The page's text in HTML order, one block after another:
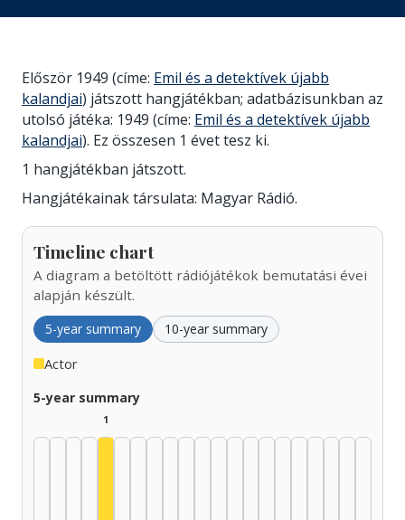
Először 1949 (címe: Emil és a detektívek újabb
kalandjai) játszott hangjátékban; adatbázisunkban az
utolsó játéka: 1949 (címe: Emil és a detektívek újabb
kalandjai). Ez összesen 1 évet tesz ki.
1 hangjátékban játszott.
Hangjátékainak társulata: Magyar Rádió.
Timeline chart
A diagram a betöltött rádiójátékok bemutatási évei
alapján készült.
5-year summary 10-year summary
Actor
5-year summary
1